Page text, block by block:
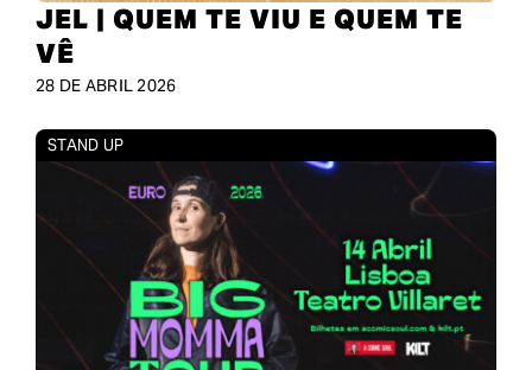
JEL | QUEM TE VIU E QUEM TE
VÊ
28 DE ABRIL 2026
STAND UP